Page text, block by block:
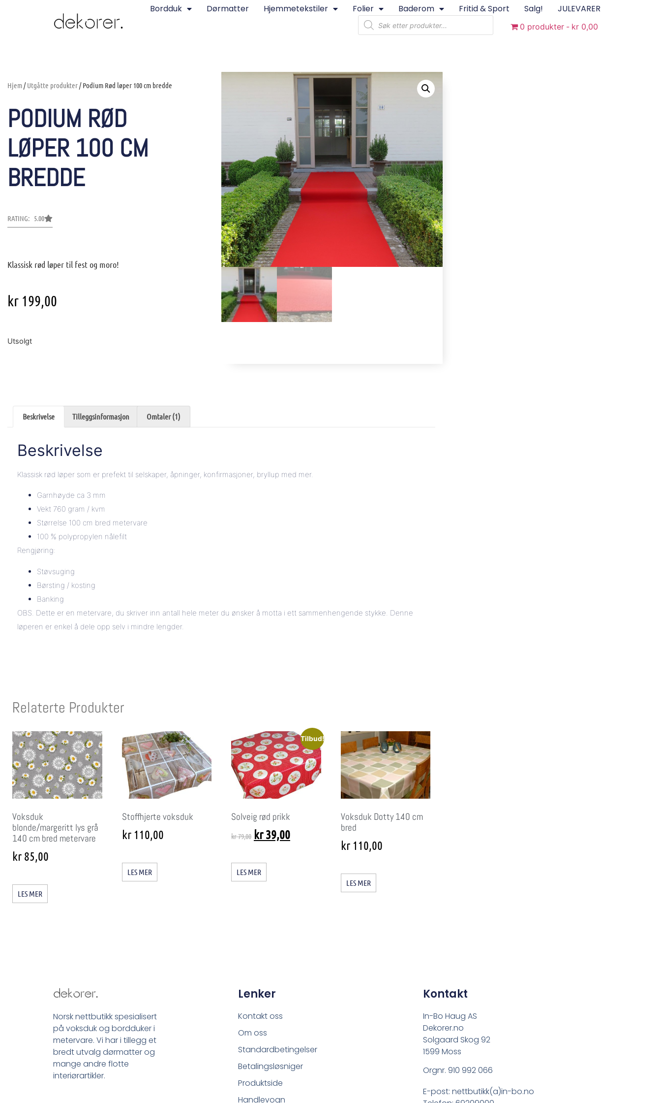
Bordduk Dørmatter Hjemmetekstiler Folier Baderom Fritid & Sport Salg! JULEVARER
0 produkter kr 0,00
Hjem/Utgåtte produkter/ Podium Rød løper 100 cm bredde
PODIUM RØD
LØPER 100 CM
BREDDE
RATING: 5.00
Klassisk rød løper til fest og moro!
kr 199,00
Utsolgt
Beskrivelse Tilleggsinformasjon Omtaler (1)
Beskrivelse
Klassisk rød løper som er prefekt til selskaper, åpninger, konfirmasjoner, bryllup med mer.
Garnhøyde ca 3 mm
Vekt 760 gram / kvm
Størrelse 100 cm bred metervare
100 % polypropylen nålefilt
Rengjøring:
Støvsuging
Børsting / kosting
Banking
OBS. Dette er en metervare, du skriver inn antall hele meter du ønsker å motta i ett sammenhengende stykke. Denne
løperen er enkel å dele opp selv i mindre lengder.
Relaterte Produkter
Voksduk
blonde/margeritt lys grå
140 cm bred metervare
kr 85,00
LES MER
Stoffhjerte voksduk
kr110,00
LES MER
Tilbud!
Solveig rød prikk
kr79,00 kr39,00
LES MER
Voksduk Dotty 140 cm
bred
kr110,00
LES MER
Norsk nettbutikk spesialisert
på voksduk og bordduker i
metervare. Vi har i tillegg et
bredt utvalg dørmatter og
mange andre flotte
interiørartikler.
Lenker
Kontakt oss
Om oss
Standardbetingelser
Betalingsløsniger
Produktside
Handlevogn
Kontakt
In-Bo Haug AS
Dekorer.no
Solgaard Skog 92
1599 Moss
Orgnr. 910 992 066
E-post: nettbutikk(a)in-bo.no